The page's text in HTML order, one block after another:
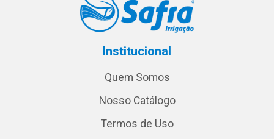
Institucional
Quem Somos
Nosso Catálogo
Termos de Uso